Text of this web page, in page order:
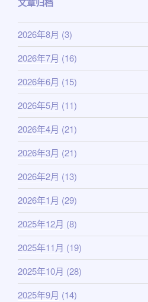
2026年8月 (3)
2026年7月 (16)
2026年6月 (15)
2026年5月 (11)
2026年4月 (21)
2026年3月 (21)
2026年2月 (13)
2026年1月 (29)
2025年12月 (8)
2025年11月 (19)
2025年10月 (28)
2025年9月 (14)